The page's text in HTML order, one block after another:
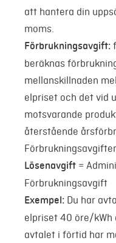
att hantera din
moms.
Förbrukningsavgift:
beräknas
mellanskillnaden
elpriset och det vid
motsvarande
återstående
Lösenavgift =
Förbrukningsavgift
Exempel: Du har
elpriset 40 öre/kWh
avtalet i förtid har